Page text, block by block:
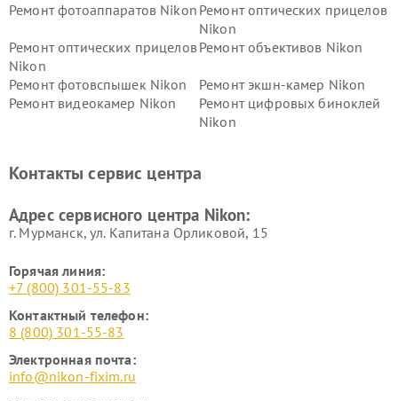
Ремонт фотоаппаратов Nikon Ремонт оптических прицелов
Nikon
Ремонт оптических прицелов
Nikon
Ремонт объективов Nikon
Ремонт фотовспышек Nikon
Ремонт экшн-камер Nikon
Ремонт видеокамер Nikon
Ремонт цифровых биноклей
Nikon
Ремонт цифровых монокуляров Nikon
Контакты сервис центра
Адрес сервисного центра Nikon:
г. Мурманск, ул. Капитана Орликовой, 15
Горячая линия:
+7 (800) 301-55-83
Контактный телефон:
8 (800) 301-55-83
Электронная почта:
info@nikon-fixim.ru